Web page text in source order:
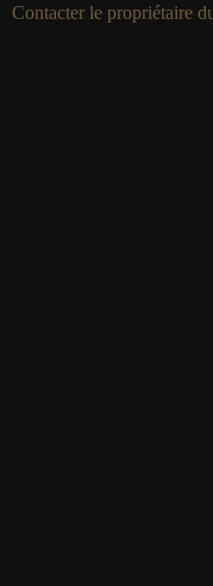
Contacter le propriétaire